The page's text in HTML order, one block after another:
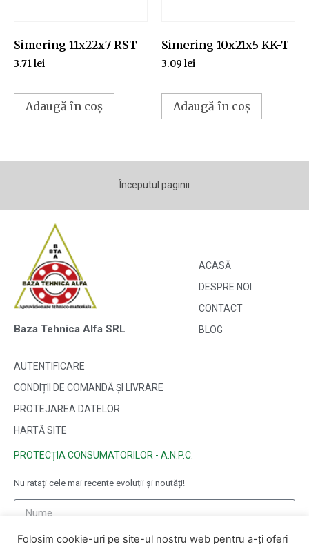
Simering 11x22x7 RST
3.71lei
Adaugă în coș
Simering 10x21x5 KK-T
3.09 lei
Adaugă în coș
Începutul paginii
Baza Tehnica Alfa SRL
ACASĂ
DESPRE NOI
CONTACT
BLOG
AUTENTIFICARE
CONDIȚII DE COMANDĂ ȘI LIVRARE
PROTEJAREA DATELOR
HARTĂ SITE
PROTECȚIA CONSUMATORILOR - A.N.P.C.
Nu ratați cele mai recente evoluții și noutăți!
Folosim cookie-uri pe site-ul nostru web pentru a-ți oferi